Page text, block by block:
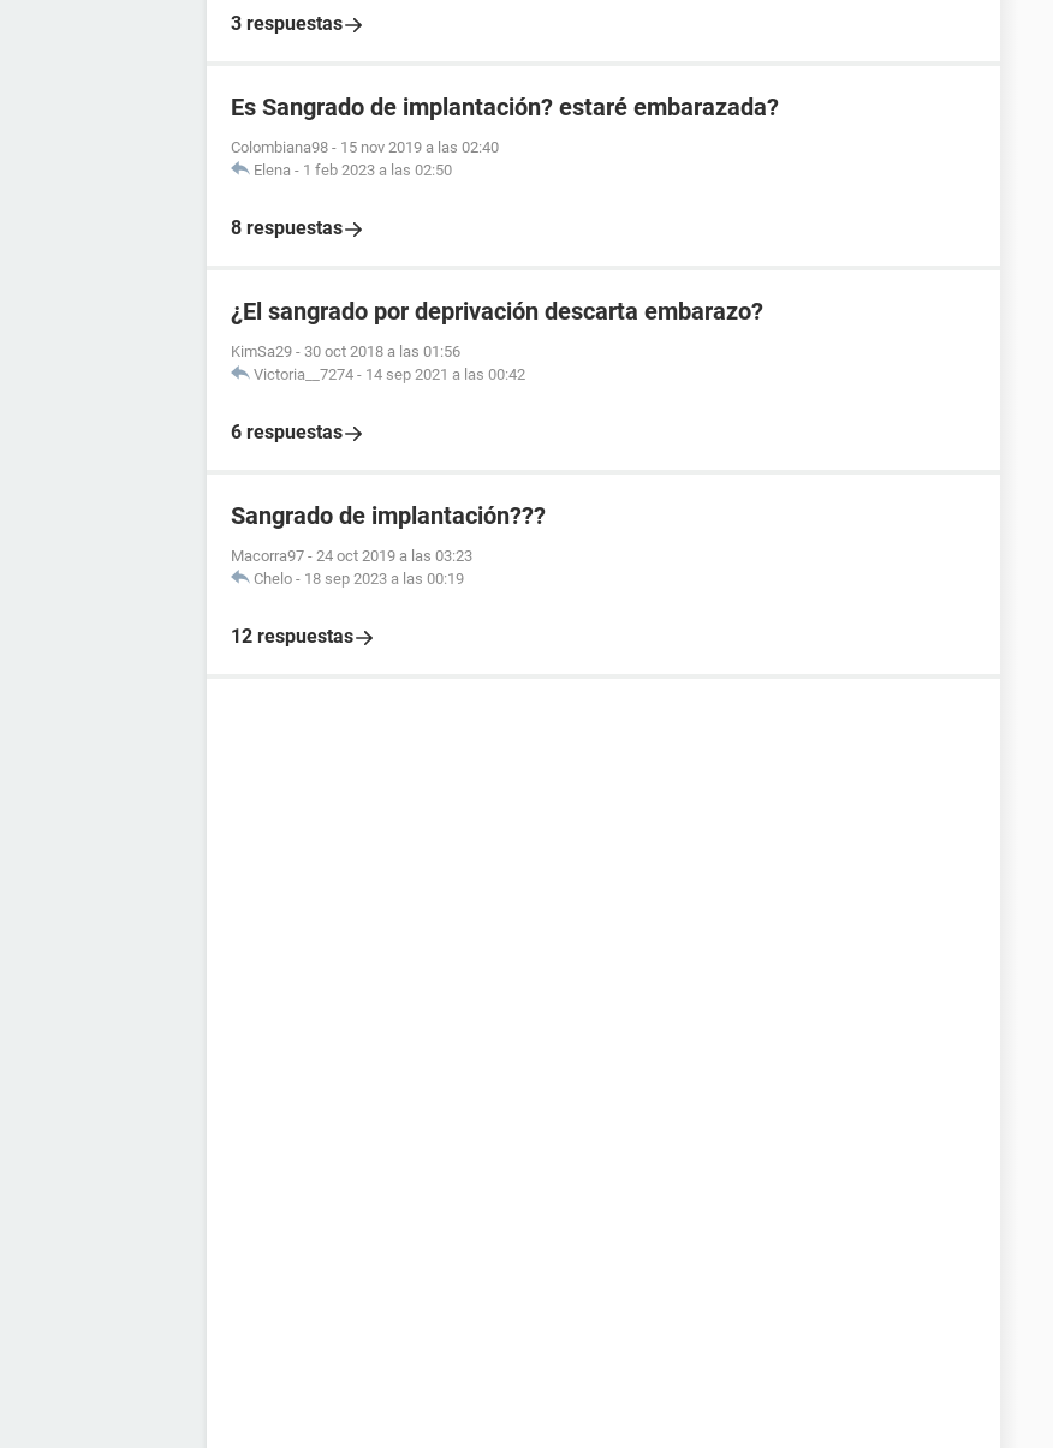
3 respuestas
Es Sangrado de implantación? estaré embarazada?
Colombiana98 - 15 nov 2019 a las 02:40
Elena - 1 feb 2023 a las 02:50
8 respuestas
¿El sangrado por deprivación descarta embarazo?
KimSa29 - 30 oct 2018 a las 01:56
Victoria__7274 - 14 sep 2021 a las 00:42
6 respuestas
Sangrado de implantación???
Macorra97 - 24 oct 2019 a las 03:23
Chelo - 18 sep 2023 a las 00:19
12 respuestas